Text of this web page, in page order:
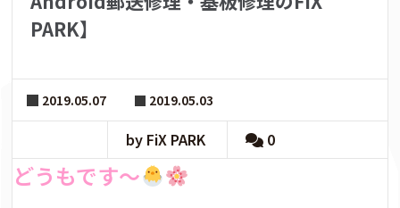
PARK】
2019.05.07 2019.05.03
by FiX PARK 0
どうもです～